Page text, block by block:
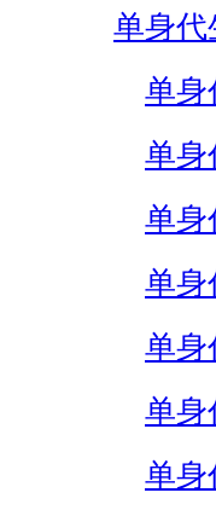
单身代
单身
单身
单身
单身
单身
单身
单身